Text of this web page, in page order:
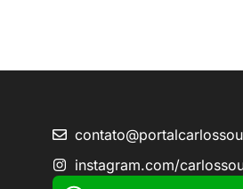
instagram.com/